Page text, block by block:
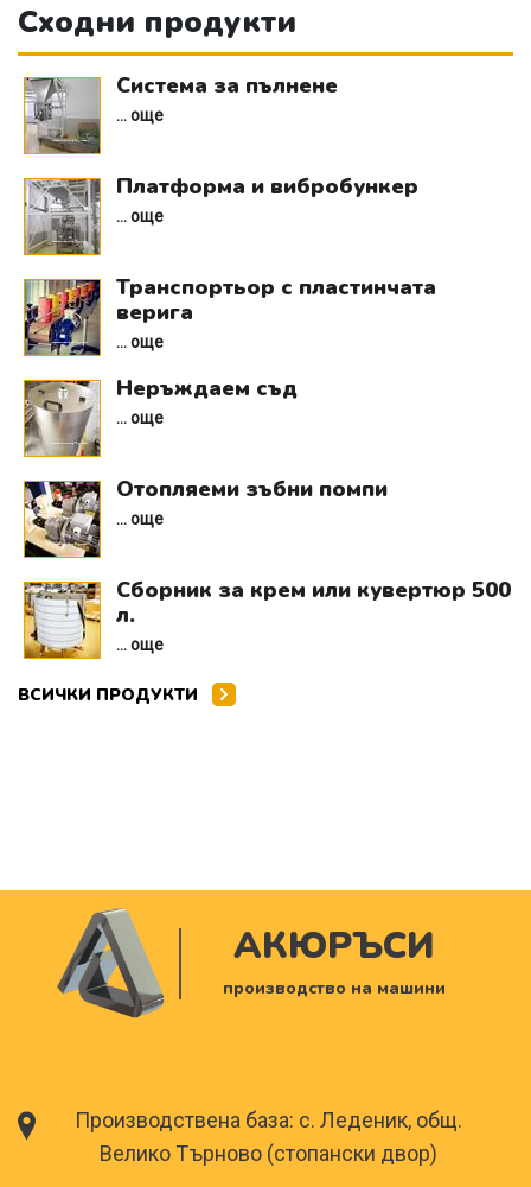
Сходни продукти
Система за пълнене
... още
Платформа и вибробункер
... още
Транспортьор с пластинчата
верига
... още
Неръждаем съд
... още
Отопляеми зъбни помпи
... още
Сборник за крем или кувертюр 500
л.
... още
ВСИЧКИ ПРОДУКТИ
АКЮРЪСИ
производство на машини
Производствена база: с. Леденик, общ.
Велико Търново (стопански двор)